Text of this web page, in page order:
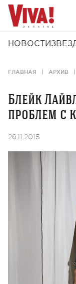
НОВОСТИ
ГЛАВНАЯ АРХИВ
Блейк
проблем с
26.11.2015